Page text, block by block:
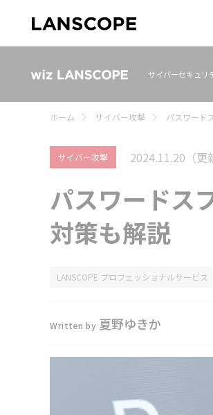
サイバーセキュリ
ホーム サイバー攻撃 パスワード
サイバー攻撃 2024.11.20 （更
パスワードス
対策も解説
LANSCOPE プロフェッショナルサービス
Written by 夏野ゆきか